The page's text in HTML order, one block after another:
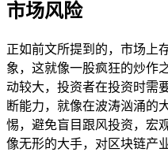
市场风险
正如前文所提到的，市场上
象，这就像一股疯狂的炒作
动较大，投资者在投资时需
断能力，就像在波涛汹涌的
惕，避免盲目跟风投资，宏
像无形的大手，对区块链产